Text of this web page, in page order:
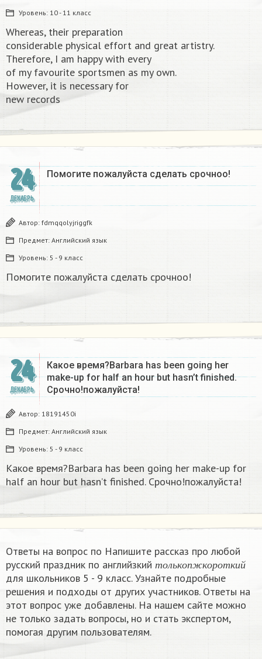
Уровень: 10 - 11 класс
Whereas, their preparation
considerable physical effort and great artistry.
Therefore, I am happy with every
of my favourite sportsmen as my own.
However, it is necessary for
new records​
24
ДЕКАБРЬ
Помогите пожалуйста сделать срочноо! ​
Автор: fdmqqolyjriggfk
Предмет: Английский язык
Уровень: 5 - 9 класс
Помогите пожалуйста сделать срочноо!
24
ДЕКАБРЬ
Какое время?Barbara has been going her
make-up for half an hour but hasn’t finished.
Срочно!пожалуйста!
Автор: 18191450i
Предмет: Английский язык
Уровень: 5 - 9 класс
Какое время?Barbara has been going her make-up for
half an hour but hasn’t finished. Срочно!пожалуйста!
Ответы на вопрос по Напишите рассказ про любой
русский праздник по английзкий
т ол ьк о п ж к о р о т к и й
только пжкоротк
для школьников 5 - 9 класс. Узнайте подробные
решения и подходы от других участников. Ответы на
этот вопрос уже добавлены. На нашем сайте можно
не только задать вопросы, но и стать экспертом,
помогая другим пользователям.